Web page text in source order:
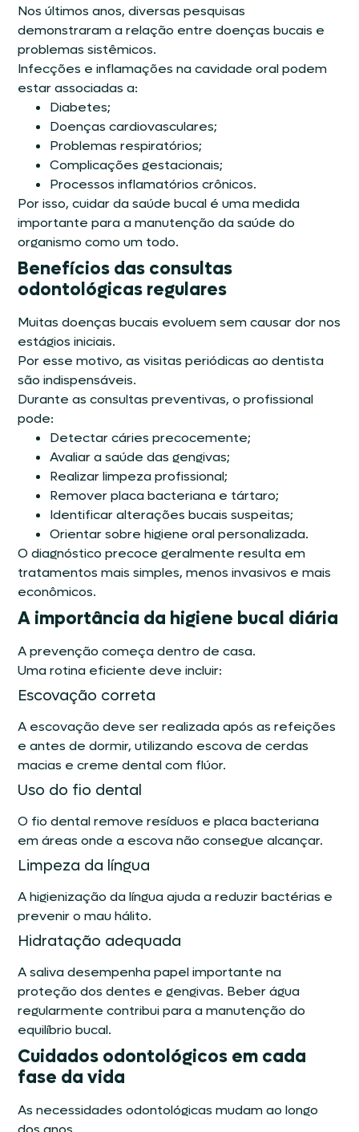
Nos últimos anos, diversas pesquisas
demonstraram a relação entre doenças bucais e
problemas sistêmicos.
Infecções e inflamações na cavidade oral podem
estar associadas a:
Diabetes;
Doenças cardiovasculares;
Problemas respiratórios;
Complicações gestacionais;
Processos inflamatórios crônicos.
Por isso, cuidar da saúde bucal é uma medida
importante para a manutenção da saúde do
organismo como um todo.
Benefícios das consultas
odontológicas regulares
Muitas doenças bucais evoluem sem causar dor nos
estágios iniciais.
Por esse motivo, as visitas periódicas ao dentista
são indispensáveis.
Durante as consultas preventivas, o profissional
pode:
Detectar cáries precocemente;
Avaliar a saúde das gengivas;
Realizar limpeza profissional;
Remover placa bacteriana e tártaro;
Identificar alterações bucais suspeitas;
Orientar sobre higiene oral personalizada.
O diagnóstico precoce geralmente resulta em
tratamentos mais simples, menos invasivos e mais
econômicos.
A importância da higiene bucal diária
A prevenção começa dentro de casa.
Uma rotina eficiente deve incluir:
Escovação correta
A escovação deve ser realizada após as refeições
e antes de dormir, utilizando escova de cerdas
macias e creme dental com flúor.
Uso do fio dental
O fio dental remove resíduos e placa bacteriana
em áreas onde a escova não consegue alcançar.
Limpeza da língua
A higienização da língua ajuda a reduzir bactérias e
prevenir o mau hálito.
Hidratação adequada
A saliva desempenha papel importante na
proteção dos dentes e gengivas. Beber água
regularmente contribui para a manutenção do
equilíbrio bucal.
Cuidados odontológicos em cada
fase da vida
As necessidades odontológicas mudam ao longo